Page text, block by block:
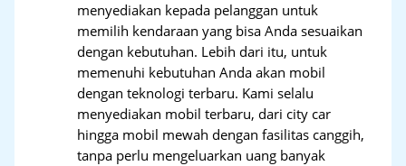
menyediakan kepada pelanggan untuk
memilih kendaraan yang bisa Anda sesuaikan
dengan kebutuhan. Lebih dari itu, untuk
memenuhi kebutuhan Anda akan mobil
dengan teknologi terbaru. Kami selalu
menyediakan mobil terbaru, dari city car
hingga mobil mewah dengan fasilitas canggih,
tanpa perlu mengeluarkan uang banyak